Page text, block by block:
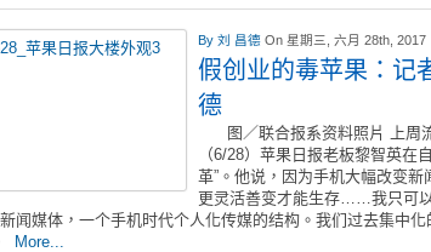
By 刘 昌德 On 星期三, 六月 28th, 2017
假创业的毒苹果：记
德
图／联合报系资料照片 上周流
（6/28）苹果日报老板黎智英在
革”。他说，因为手机大幅改变
更灵活善变才能生存……我只可
闻媒体，一个手机时代个人化传媒的结构。我们过去集中
More...